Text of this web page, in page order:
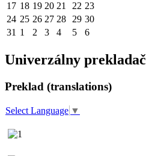
17 18 19 20 21 22 23
24 25 26 27 28 29 30
31 1 2 3 4 5 6
Univerzálny prekladač
Preklad (translations)
Select Language ▼